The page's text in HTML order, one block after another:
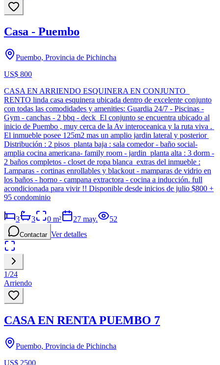
Casa - Puembo
Puembo, Provincia de Pichincha
US$ 800
CASA EN ARRIENDO ESQUINERA EN CONJUNTO
RENTO linda casa esquinera ubicada dentro de excelente conjunto
con todas las comodidades y amenities: Guardia 24/7 - Piscinas -
Gym - canchas - 2 bbq - deck El conjunto se encuentra ubicado al
inicio de Puembo , muy cerca de la Av interoceanica y la ruta viva .
El inmueble posee 125m2 mas un amplio jardin lateral y posterior
Distribución : 2 pisos planta baja : sala comedor - baño social-
amplia cocina americana- family room - jardin planta alta : 3 dorm -
2 baños completos - closet de ropa blanca extras del inmueble :
Lamparas - cortinas enrollables y blackout - mamparas de vidrio en
los baños - horno - campana extractora - cocina a inducción. full
acondicionada para vivir !! Disponible desde inicios de julio $800 +
95 condominio
3 3 0 m² 27 may. 52
Contactar Ver detalles
1/24
Arriendo
CASA EN RENTA PUEMBO 7
Puembo, Provincia de Pichincha
US$ 2500